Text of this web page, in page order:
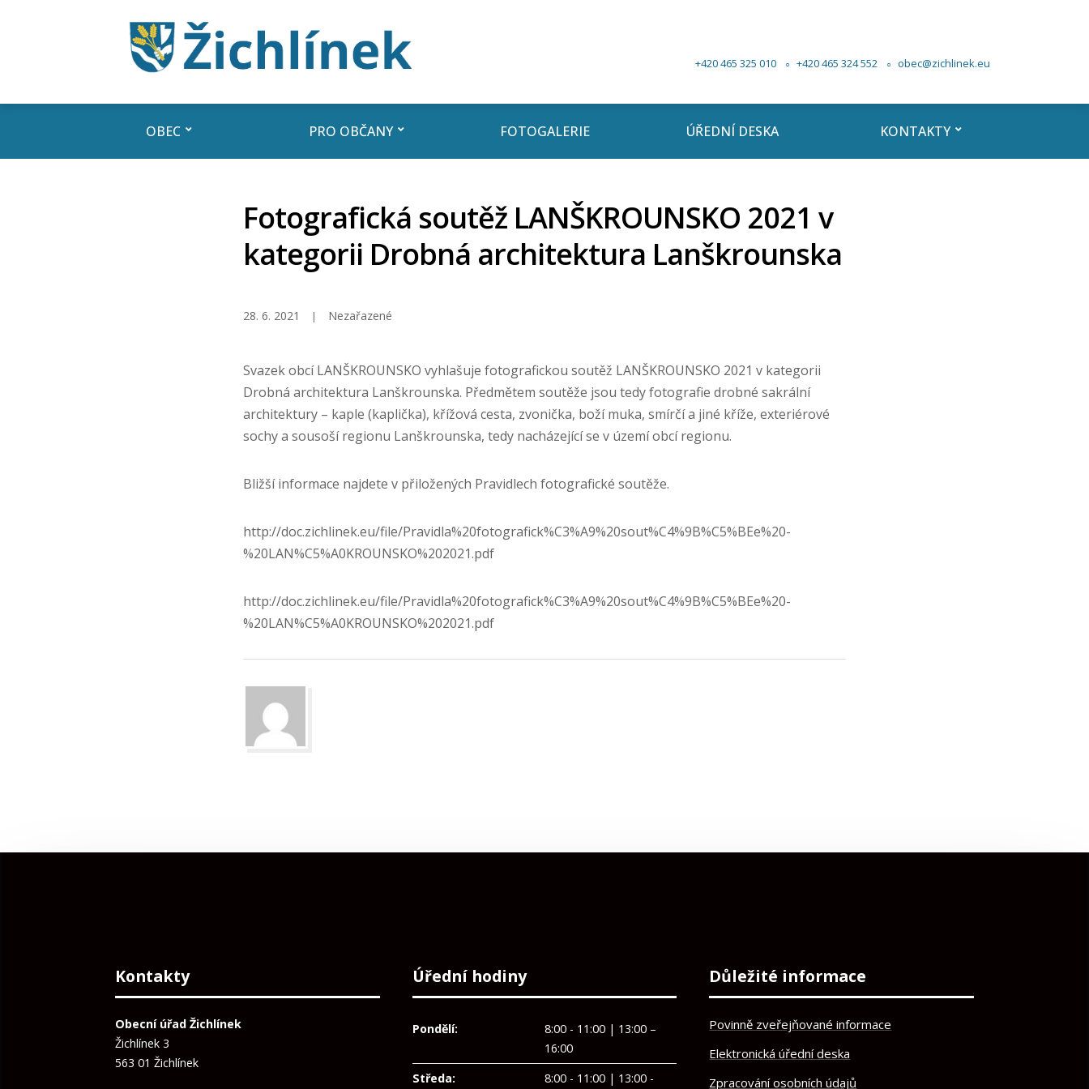
+420 465 325 010 +420 465 324 552 obec@zichlinek.eu
OBEC PRO OBČANY FOTOGALERIE ÚŘEDNÍ DESKA KONTAKTY
Fotografická soutěž LANŠKROUNSKO 2021 v
kategorii Drobná architektura Lanškrounska
28. 6. 2021 Nezařazené
Svazek obcí LANŠKROUNSKO vyhlašuje fotografickou soutěž LANŠKROUNSKO 2021 v kategorii
Drobná architektura Lanškrounska. Předmětem soutěže jsou tedy fotografie drobné sakrální
architektury – kaple (kaplička), křížová cesta, zvonička, boží muka, smírčí a jiné kříže, exteriérové
sochy a sousoší regionu Lanškrounska, tedy nacházející se v území obcí regionu.
Bližší informace najdete v přiložených Pravidlech fotografické soutěže.
http://doc.zichlinek.eu/file/Pravidla%20fotografick%C3%A9%20sout%C4%9B%C5%BEe%20-
%20LAN%C5%A0KROUNSKO%202021.pdf
http://doc.zichlinek.eu/file/Pravidla%20fotografick%C3%A9%20sout%C4%9B%C5%BEe%20-
%20LAN%C5%A0KROUNSKO%202021.pdf
Kontakty
Obecní úřad Žichlínek
Žichlínek 3
563 01 Žichlínek
Úřední hodiny
Pondělí:
8:00 - 11:00 | 13:00 –
16:00
Středa:
8:00 - 11:00 | 13:00 -
Důležité informace
Povinně zveřejňované informace
Elektronická úřední deska
Zpracování osobních údajů